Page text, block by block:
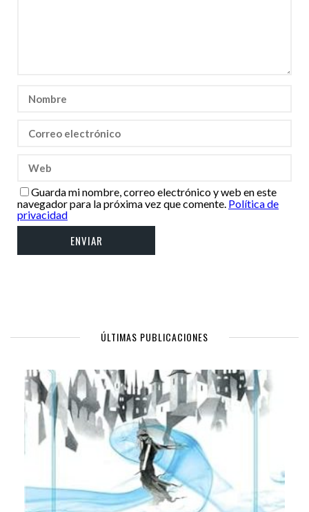
Guarda mi nombre, correo electrónico y web en este
navegador para la próxima vez que comente. Política de
privacidad
ÚLTIMAS PUBLICACIONES